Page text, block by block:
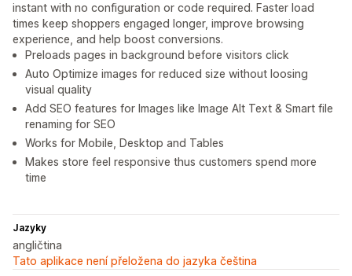
instant with no configuration or code required. Faster load
times keep shoppers engaged longer, improve browsing
experience, and help boost conversions.
Preloads pages in background before visitors click
Auto Optimize images for reduced size without loosing
visual quality
Add SEO features for Images like Image Alt Text & Smart file
renaming for SEO
Works for Mobile, Desktop and Tables
Makes store feel responsive thus customers spend more
time
Jazyky
angličtina
Tato aplikace není přeložena do jazyka čeština